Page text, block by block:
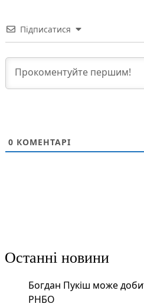
Підписатися
0 КОМЕНТАРІ
Останні новини
Богдан Пукіш може
РНБО